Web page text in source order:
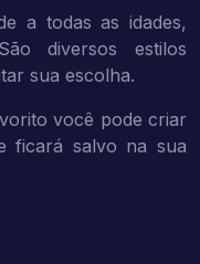
a todas as idades,
diversos estilos
sua escolha.
você pode criar
ficará salvo na sua